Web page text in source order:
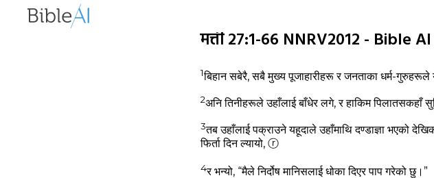
मत्ती 27:1-66 NNRV2012 - Bible AI
1बिहान सबेरै, सबै मुख्‍य पूजाहारीहरू र जनताका धर्म-गुरुहरूले
2अनि तिनीहरूले उहाँलाई बाँधेर लगे, र हाकिम पिलातसकहाँ
3तब उहाँलाई पक्राउने यहूदाले उहाँमाथि दण्‍डाज्ञा भएको
फिर्ता दिन ल्‍यायो, ⓡ
4र भन्‍यो, “मैले निर्दोष मानिसलाई धोका दिएर पाप गरेको छु।”